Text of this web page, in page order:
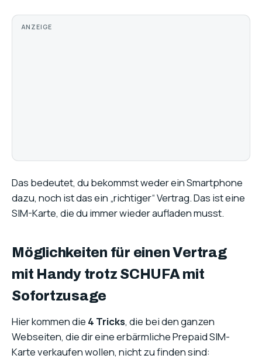
ANZEIGE
Das bedeutet, du bekommst weder ein Smartphone
dazu, noch ist das ein „richtiger“ Vertrag. Das ist eine
SIM-Karte, die du immer wieder aufladen musst.
Möglichkeiten für einen Vertrag
mit Handy trotz SCHUFA mit
Sofortzusage
Hier kommen die 4 Tricks, die bei den ganzen
Webseiten, die dir eine erbärmliche Prepaid SIM-
Karte verkaufen wollen, nicht zu finden sind: